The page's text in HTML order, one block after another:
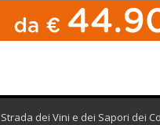
dei Vini e dei Sapori dei